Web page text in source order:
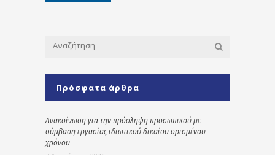
Πρόσφατα άρθρα
Ανακοίνωση για την πρόσληψη προσωπικού με
σύμβαση εργασίας ιδιωτικού δικαίου ορισμένου
χρόνου